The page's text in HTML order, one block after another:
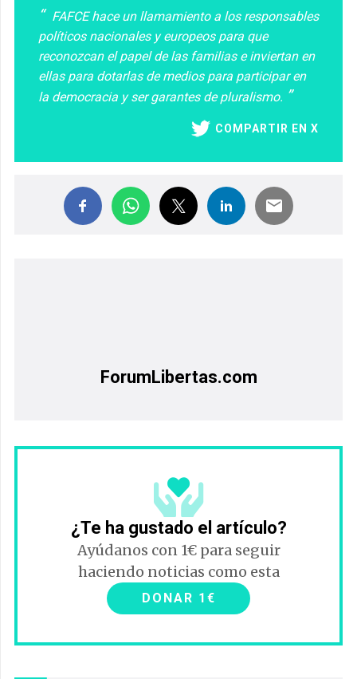
FAFCE hace un llamamiento a los responsables
políticos nacionales y europeos para que
reconozcan el papel de las familias e inviertan en
ellas para dotarlas de medios para participar en
la democracia y ser garantes de pluralismo.
COMPARTIR EN X
ForumLibertas.com
¿Te ha gustado el artículo?
Ayúdanos con 1€ para seguir
haciendo noticias como esta
DONAR 1€